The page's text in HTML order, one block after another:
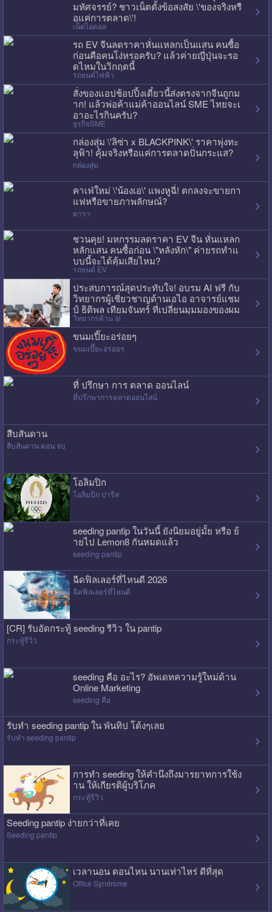
มหัศจรรย์? ชาวเน็ตตั้งข้อสงสัย \'ของจริงหรื
อแค่การตลาด\'!
เน็ตไอดอล
รถ EV จีนลดราคาหั่นแหลกเป็นแสน คนซื้อ
ก่อนคือคนโง่หรอครับ? แล้วค่ายญี่ปุ่นจะรอ
ดไหมในวิกฤตนี้
รถยนต์ไฟฟ้า
สั่งของแอปช้อปปิ้งเดี๋ยวนี้ส่งตรงจากจีนถูกม
าก! แล้วพ่อค้าแม่ค้าออนไลน์ SME ไทยจะเ
อาอะไรกินครับ?
ธุรกิจSME
กล่องสุ่ม \'ลิซ่า x BLACKPINK\' ราคาพุ่งทะ
ลุฟ้า! คุ้มจริงหรือแค่การตลาดปั่นกระแส?
กล่องสุ่ม
คาเฟ่ใหม่ \'น้องเอ\' แพงหูฉี่! ตกลงจะขายกา
แฟหรือขายภาพลักษณ์?
ดารา
ชวนคุย! มหกรรมลดราคา EV จีน หั่นแหลก
หลักแสน คนซื้อก่อน \"หลังหัก\" ค่ายรถทำแ
บบนี้จะได้คุ้มเสียไหม?
รถยนต์ EV
ประสบการณ์สุดประทับใจ! อบรม AI ฟรี กับ
วิทยากรผู้เชี่ยวชาญด้านเอไอ อาจารย์แชม
ป์ ธิติพล เทียมจันทร์ ที่เปลี่ยนมุมมองของผม
ไปเลย
วิทยากรด้าน ai
ขนมเปี๊ยะอร่อยๆ
ขนมเปี๊ยะอร่อยๆ
ที่ ปรึกษา การ ตลาด ออนไลน์
ที่ปรึกษาการตลาดออนไลน์
สืบสันดาน
สืบสันดาน ตอน จบ
โอลิมปิก
โอลิมปิก ปารีส
seeding pantip ในวันนี้ ยังนิยมอยู่มั้ย หรือ ย้
ายไป Lemon8 กันหมดแล้ว
seeding pantip
ฉีดฟิลเลอร์ที่ไหนดี 2026
ฉีดฟิลเลอร์ที่ไหนดี
[CR] รับอัดกระทู้ seeding รีวิว ใน pantip
กระทู้รีวิว
seeding คือ อะไร? อัพเดทความรู้ใหม่ด้าน
Online Marketing
seeding คือ
รับทำ seeding pantip ใน พันทิป โต้งๆเลย
รับทำ seeding pantip
การทำ seeding ให้คำนึงถึงมารยาทการใช้ง
าน ให้เกียรติผู้บริโภค
กระทู้รีวิว
Seeding pantip ง่ายกว่าที่เคย
Seeding pantip
เวลานอน ตอนไหน นานเท่าไหร่ ดีที่สุด
Office Syndrome